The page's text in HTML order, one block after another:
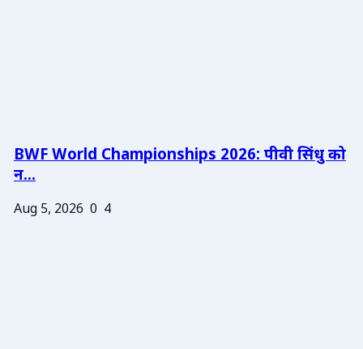
BWF World Championships 2026: पीवी सिंधु को
न...
Aug 5, 2026 0 4